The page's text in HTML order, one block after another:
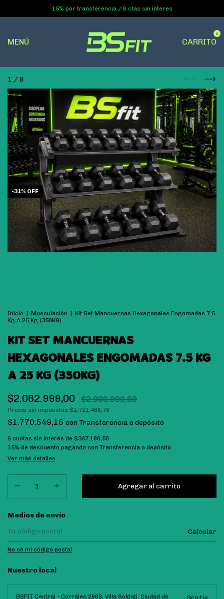
15% por transferencia / 6 ctas sin interes
MENÚ CARRITO
0
1 / 8
-31% OFF
Inicio | Musculación | Kit Set Mancuernas Hexagonales Engomadas 7.5
Kg A 25 Kg (350KG)
KIT SET MANCUERNAS
HEXAGONALES ENGOMADAS 7.5 KG
A 25 KG (350KG)
$2.082.999,00 $2.999.999,00
Precio sin impuestos $1.721.486,78
$1.770.549,15 con Transferencia o depósito
6 cuotas sin interés de $347.166,50
15% de descuento pagando con Transferencia o depósito
Ver más detalles
Entregas para el CP:
Medios de envío
Calcular
No sé mi código postal
Nuestro local
BSFIT Central - Corrales 2668, Villa Soldati, Ciudad de